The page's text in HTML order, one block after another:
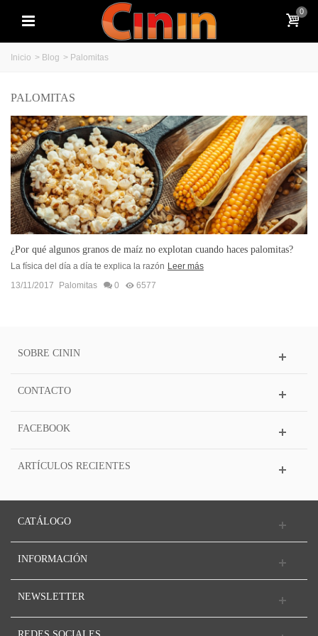
0
Inicio > Blog > Palomitas
PALOMITAS
¿Por qué algunos granos de maíz no explotan cuando haces palomitas?
La física del día a día te explica la razón Leer más
13/11/2017
Palomitas 0 6577
SOBRE CININ
CONTACTO
FACEBOOK
ARTÍCULOS RECIENTES
CATÁLOGO
INFORMACIÓN
NEWSLETTER